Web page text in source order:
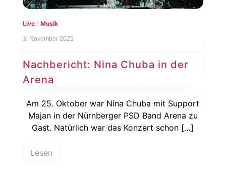
Live/ Musik
3. November 2025
Nachbericht: Nina Chuba in der
Arena
Am 25. Oktober war Nina Chuba mit Support
Majan in der Nürnberger PSD Band Arena zu
Gast. Natürlich war das Konzert schon […]
Lesen